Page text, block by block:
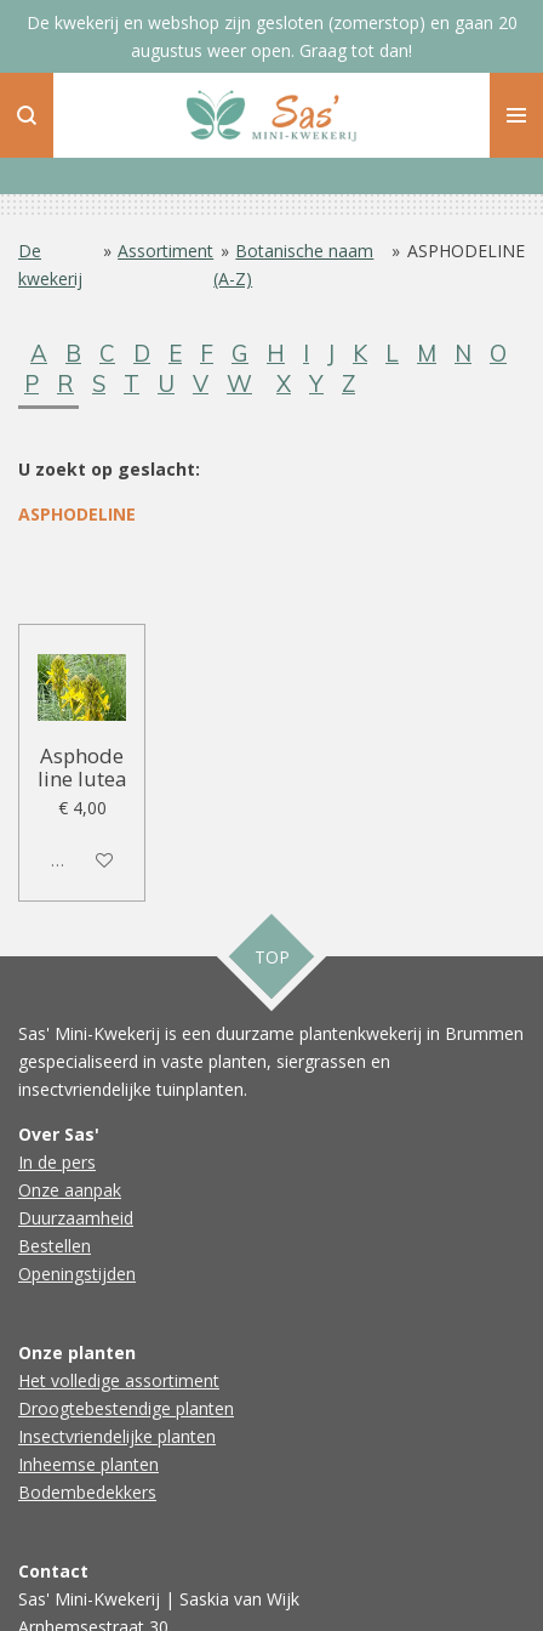
Ga
de
De kwekerij en webshop zijn gesloten (zomerstop) en gaan 20
augustus weer open. Graag tot dan!
De
kwekerij
» Assortiment » Botanische naam
(A-Z)
» ASPHODELINE
A B C D E F G H I J K L M N
O
P
R S T U V W X Y Z
U zoekt op geslacht:
ASPHODELINE
Asphode
line lutea
€ 4,00
Uitgeschakeld
TOP
Sas' Mini-Kwekerij is een duurzame plantenkwekerij in Brummen
gespecialiseerd in vaste planten, siergrassen en
insectvriendelijke tuinplanten.
Over Sas'
In de pers
Onze aanpak
Duurzaamheid
Bestellen
Openingstijden
Onze planten
Het volledige assortiment
Droogtebestendige planten
Insectvriendelijke planten
Inheemse planten
Bodembedekkers
Contact
Sas' Mini-Kwekerij | Saskia van Wijk